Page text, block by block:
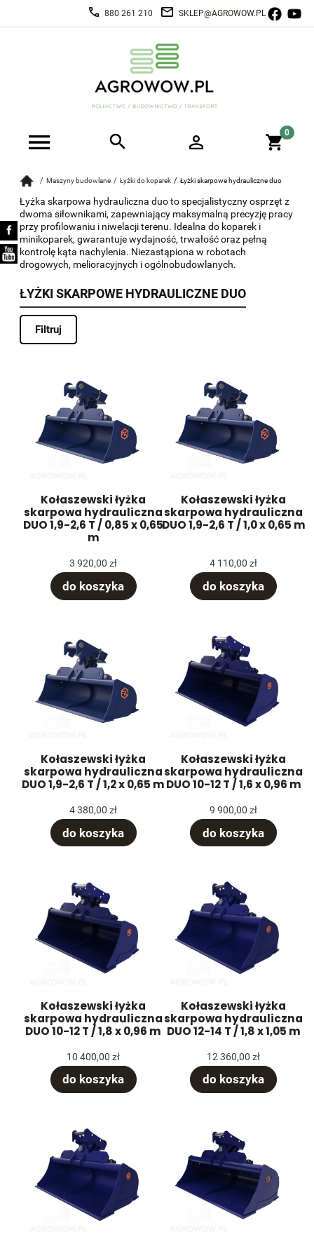
880 261 210 SKLEP@AGROWOW.PL
Maszyny budowlane Łyżki do koparek Łyżki skarpowe hydrauliczne duo
Łyżka skarpowa hydrauliczna duo to specjalistyczny osprzęt z
dwoma siłownikami, zapewniający maksymalną precyzję pracy
przy profilowaniu i niwelacji terenu. Idealna do koparek i
minikoparek, gwarantuje wydajność, trwałość oraz pełną
kontrolę kąta nachylenia. Niezastąpiona w robotach
drogowych, melioracyjnych i ogólnobudowlanych.
ŁYŻKI SKARPOWE HYDRAULICZNE DUO
Filtruj
Kołaszewski łyżka
skarpowa hydrauliczna
DUO 1,9-2,6 T / 0,85 x 0,65
m
3 920,00 zł
do koszyka
Kołaszewski łyżka
skarpowa hydrauliczna
DUO 1,9-2,6 T / 1,0 x 0,65 m
4 110,00 zł
do koszyka
Kołaszewski łyżka
skarpowa hydrauliczna
DUO 1,9-2,6 T / 1,2 x 0,65 m
4 380,00 zł
do koszyka
Kołaszewski łyżka
skarpowa hydrauliczna
DUO 10-12 T / 1,6 x 0,96 m
9 900,00 zł
do koszyka
Kołaszewski łyżka
skarpowa hydrauliczna
DUO 10-12 T / 1,8 x 0,96 m
10 400,00 zł
do koszyka
Kołaszewski łyżka
skarpowa hydrauliczna
DUO 12-14 T / 1,8 x 1,05 m
12 360,00 zł
do koszyka